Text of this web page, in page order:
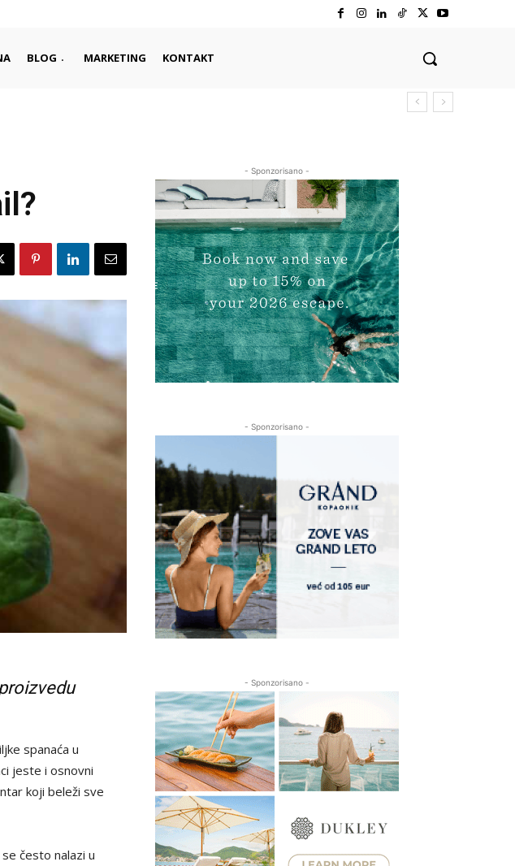
BLOG MARKETING KONTAKT
spanaća u
jeste i osnovni
koji beleži sve
često nalazi u
- Sponzorisano -
- Sponzorisano -
- Sponzorisano -